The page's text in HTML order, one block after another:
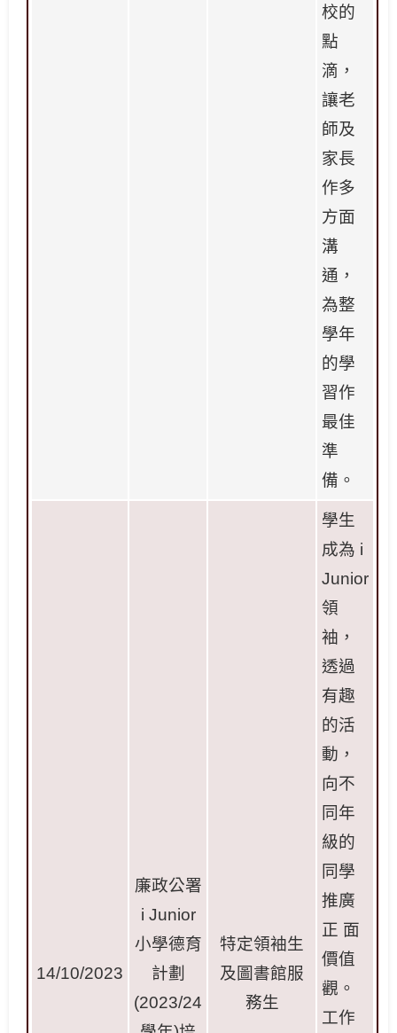
校的
點
滴，
讓老
師及
家長
作多
方面
溝
通，
為整
學年
的學
習作
最佳
準
備。
14/10/2023
廉政公署
i Junior
小學德育
計劃
(2023/24
特定領袖生
及圖書館服
務生
學生
成為 i
Junior
領
袖，
透過
有趣
的活
動，
向不
同年
級的
同學
推廣
正 面
價值
觀。
工作